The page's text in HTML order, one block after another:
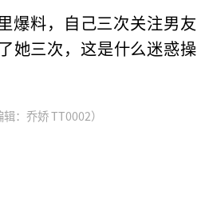
爆料，自己三次关注男友
她三次，这是什么迷惑操
辑：乔娇 TT0002）